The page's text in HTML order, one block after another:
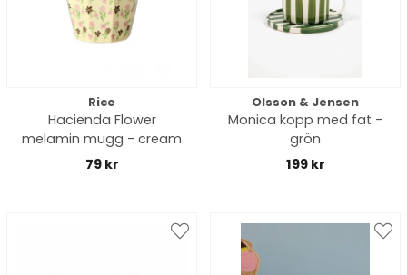
Rice
Hacienda Flower
melamin mugg - cream
79 kr
Olsson & Jensen
Monica kopp med fat -
grön
199 kr